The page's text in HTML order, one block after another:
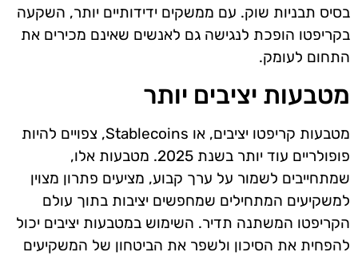
בסיס תבניות שוק. עם ממשקים ידידותיים יותר, השקעה
בקריפטו הופכת לנגישה גם לאנשים שאינם מכירים את
התחום לעומק.
מטבעות יציבים יותר
מטבעות קריפטו יציבים, או Stablecoins, צפויים להיות
פופולריים עוד יותר בשנת 2025. מטבעות אלו,
שמתחייבים לשמור על ערך קבוע, מציעים פתרון מצוין
למשקיעים המתחילים שמחפשים יציבות בתוך עולם
הקריפטו המשתנה תדיר. השימוש במטבעות יציבים יכול
להפחית את הסיכון ולשפר את הביטחון של המשקיעים